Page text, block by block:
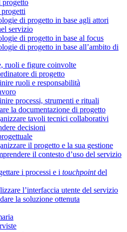
di progetto in base agli attori
servizio
di progetto in base al focus
di progetto in base all’ambito di
ruoli e figure coinvolte
di progetto
ruoli e responsabilità
processi, strumenti e rituali
la documentazione di progetto
tavoli tecnici collaborativi
decisioni
il progetto e la sua gestione
il contesto d’uso del servizio
i processi e i touchpointdel
l’interfaccia utente del servizio
la soluzione ottenuta